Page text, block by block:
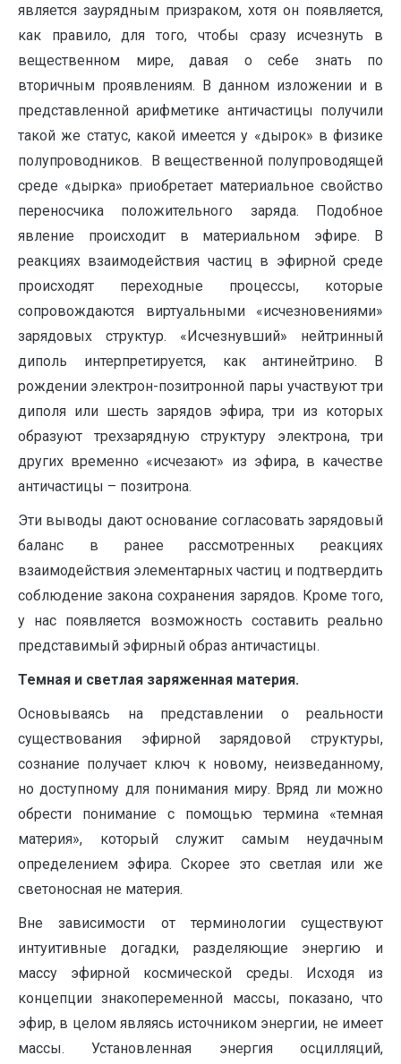
является заурядным призраком, хотя он появляется,
как правило, для того, чтобы сразу исчезнуть в
вещественном мире, давая о себе знать по
вторичным проявлениям. В данном изложении и в
представленной арифметике античастицы получили
такой же статус, какой имеется у «дырок» в физике
полупроводников. В вещественной полупроводящей
среде «дырка» приобретает материальное свойство
переносчика положительного заряда. Подобное
явление происходит в материальном эфире. В
реакциях взаимодействия частиц в эфирной среде
происходят переходные процессы, которые
сопровождаются виртуальными «исчезновениями»
зарядовых структур. «Исчезнувший» нейтринный
диполь интерпретируется, как антинейтрино. В
рождении электрон-позитронной пары участвуют три
диполя или шесть зарядов эфира, три из которых
образуют трехзарядную структуру электрона, три
других временно «исчезают» из эфира, в качестве
античастицы – позитрона.
Эти выводы дают основание согласовать зарядовый
баланс в ранее рассмотренных реакциях
взаимодействия элементарных частиц и подтвердить
соблюдение закона сохранения зарядов. Кроме того,
у нас появляется возможность составить реально
представимый эфирный образ античастицы.
Темная и светлая заряженная материя.
Основываясь на представлении о реальности
существования эфирной зарядовой структуры,
сознание получает ключ к новому, неизведанному,
но доступному для понимания миру. Вряд ли можно
обрести понимание с помощью термина «темная
материя», который служит самым неудачным
определением эфира. Скорее это светлая или же
светоносная не материя.
Вне зависимости от терминологии существуют
интуитивные догадки, разделяющие энергию и
массу эфирной космической среды. Исходя из
концепции знакопеременной массы, показано, что
эфир, в целом являясь источником энергии, не имеет
массы. Установленная энергия осцилляций,